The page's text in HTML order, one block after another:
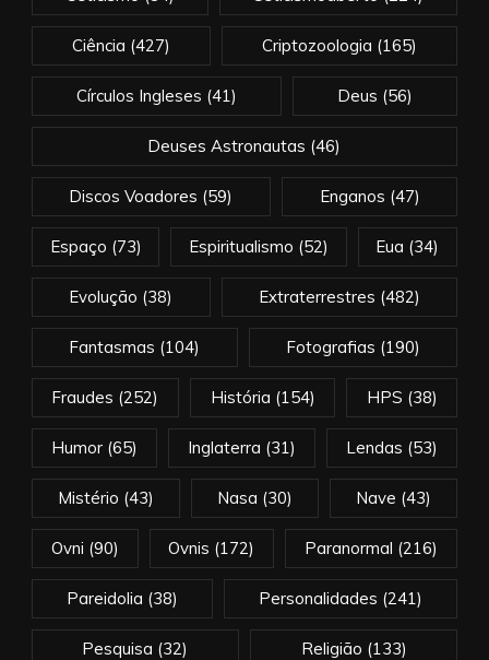
Ciência (427) Criptozoologia (165)
Círculos Ingleses (41) Deus (56)
Deuses Astronautas (46)
Discos Voadores (59) Enganos (47)
Espaço (73) Espiritualismo (52) Eua (34)
Evolução (38) Extraterrestres (482)
Fantasmas (104) Fotografias (190)
Fraudes (252) História (154) HPS (38)
Humor(65) Inglaterra (31) Lendas (53)
Mistério (43) Nasa (30) Nave (43)
Ovni (90) Ovnis (172) Paranormal (216)
Pareidolia (38) Personalidades (241)
Pesquisa (32) Religião (133)